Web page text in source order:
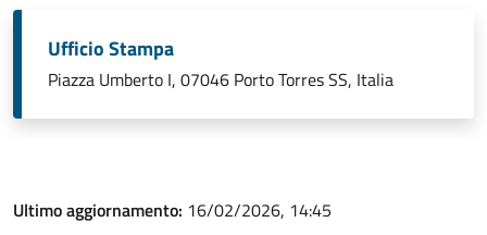
Ufficio Stampa
Piazza Umberto I, 07046 Porto Torres SS, Italia
Ultimo aggiornamento: 16/02/2026, 14:45